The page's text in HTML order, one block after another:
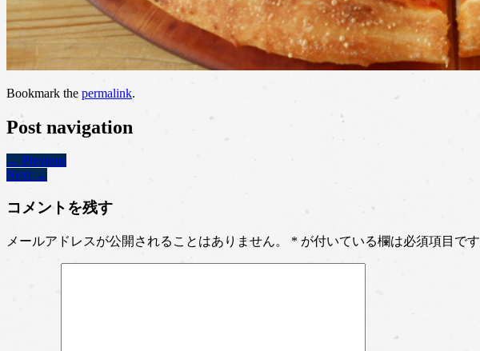
Bookmark the permalink.
Post navigation
← Previous
Next →
コメントを残す
メールアドレスが公開されることはありません。 * が付いている欄は必須項目です